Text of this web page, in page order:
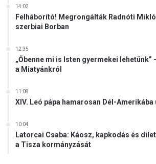
14:02
Felháborító! Megrongálták Radnóti
szerbiai Borban
12:35
„Őbenne mi is Isten gyermekei lehetünk”
a Miatyánkról
11:08
XIV. Leó pápa hamarosan Dél-Amerikába
10:04
Latorcai Csaba: Káosz, kapkodás és
a Tisza kormányzását